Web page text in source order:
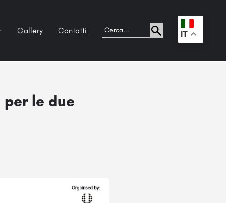
Gallery Contatti . IT
per le due